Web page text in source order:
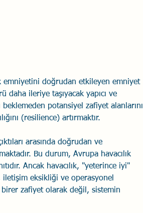
emniyetini doğrudan etkileyen emniyet
ileriye taşıyacak yapıcı ve
beklemeden potansiyel zafiyet alanlarını
(resilience) artırmaktır.
arasında doğrudan ve
Bu durum, Avrupa havacılık
Ancak havacılık, "yeterince iyi"
eksikliği ve operasyonel
zafiyet olarak değil, sistemin